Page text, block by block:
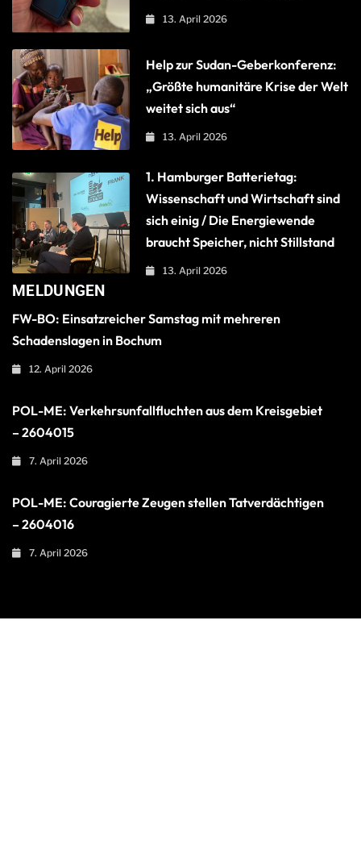
13. April 2026
Help zur Sudan-Geberkonferenz:
„Größte humanitäre Krise der Welt
weitet sich aus“
13. April 2026
1. Hamburger Batterietag:
Wissenschaft und Wirtschaft sind
sich einig / Die Energiewende
braucht Speicher, nicht Stillstand
13. April 2026
MELDUNGEN
FW-BO: Einsatzreicher Samstag mit mehreren
Schadenslagen in Bochum
12. April 2026
POL-ME: Verkehrsunfallfluchten aus dem Kreisgebiet
– 2604015
7. April 2026
POL-ME: Couragierte Zeugen stellen Tatverdächtigen
– 2604016
7. April 2026